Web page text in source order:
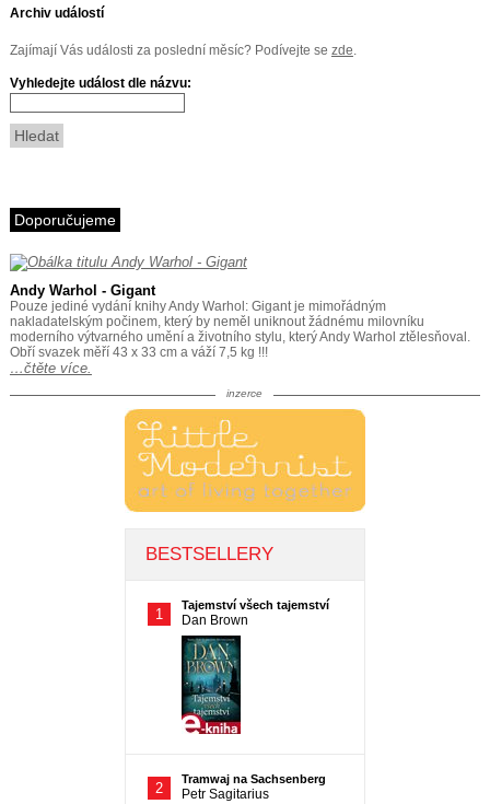
Archiv událostí
Zajímají Vás události za poslední měsíc? Podívejte se zde.
Vyhledejte událost dle názvu:
Doporučujeme
Andy Warhol - Gigant
Pouze jediné vydání knihy Andy Warhol: Gigant je mimořádným
nakladatelským počinem, který by neměl uniknout žádnému milovníku
moderního výtvarného umění a životního stylu, který Andy Warhol ztělesňoval.
Obří svazek měří 43 x 33 cm a váží 7,5 kg !!!
…čtěte více.
inzerce